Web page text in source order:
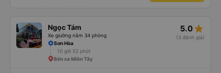
Ngọc Tám
Xe giường nằm 34 phòng
5.0 star_rate
(3 đánh giá)
Sơn Hòa
10 giờ 52 phút
Bến xe Miền Tây